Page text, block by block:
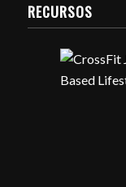
RECURSOS